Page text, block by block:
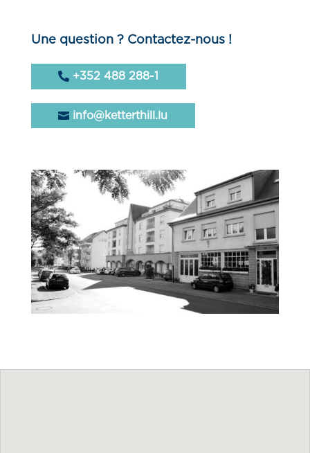
Une question ? Contactez-nous !
+352 488 288-1
info@ketterthill.lu